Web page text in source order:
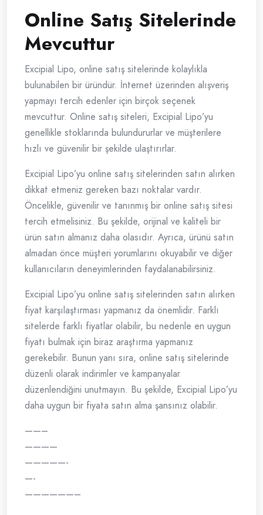
Online Satış Sitelerinde
Mevcuttur
Excipial Lipo, online satış sitelerinde kolaylıkla
bulunabilen bir üründür. İnternet üzerinden alışveriş
yapmayı tercih edenler için birçok seçenek
mevcuttur. Online satış siteleri, Excipial Lipo’yu
genellikle stoklarında bulundururlar ve müşterilere
hızlı ve güvenilir bir şekilde ulaştırırlar.
Excipial Lipo’yu online satış sitelerinden satın alırken
dikkat etmeniz gereken bazı noktalar vardır.
Öncelikle, güvenilir ve tanınmış bir online satış sitesi
tercih etmelisiniz. Bu şekilde, orijinal ve kaliteli bir
ürün satın almanız daha olasıdır. Ayrıca, ürünü satın
almadan önce müşteri yorumlarını okuyabilir ve diğer
kullanıcıların deneyimlerinden faydalanabilirsiniz.
Excipial Lipo’yu online satış sitelerinden satın alırken
fiyat karşılaştırması yapmanız da önemlidir. Farklı
sitelerde farklı fiyatlar olabilir, bu nedenle en uygun
fiyatı bulmak için biraz araştırma yapmanız
gerekebilir. Bunun yanı sıra, online satış sitelerinde
düzenli olarak indirimler ve kampanyalar
düzenlendiğini unutmayın. Bu şekilde, Excipial Lipo’yu
daha uygun bir fiyata satın alma şansınız olabilir.
——–
————
—————-
—-
——————–